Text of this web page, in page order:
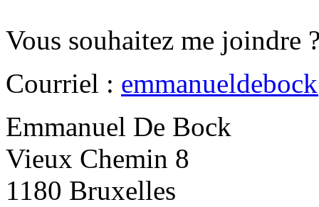
Vous souhaitez me joindre
Courriel :
Emmanuel De Bock
Vieux Chemin 8
1180 Bruxelles